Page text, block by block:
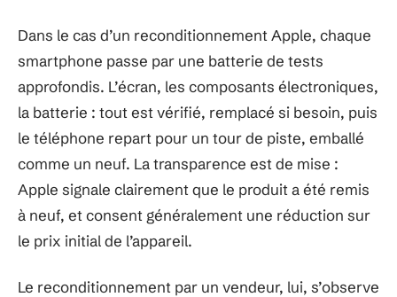
Dans le cas d’un reconditionnement Apple, chaque
smartphone passe par une batterie de tests
approfondis. L’écran, les composants électroniques,
la batterie : tout est vérifié, remplacé si besoin, puis
le téléphone repart pour un tour de piste, emballé
comme un neuf. La transparence est de mise :
Apple signale clairement que le produit a été remis
à neuf, et consent généralement une réduction sur
le prix initial de l’appareil.
Le reconditionnement par un vendeur, lui, s’observe